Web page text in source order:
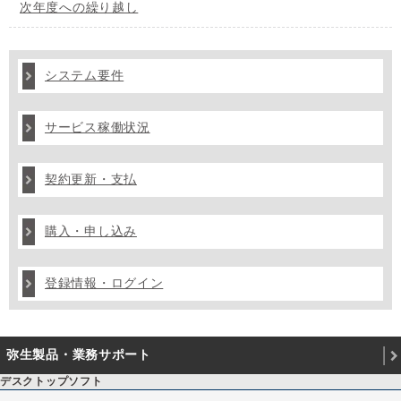
次年度への繰り越し
システム要件
サービス稼働状況
契約更新・支払
購入・申し込み
登録情報・ログイン
弥生製品・業務サポート
デスクトップソフト